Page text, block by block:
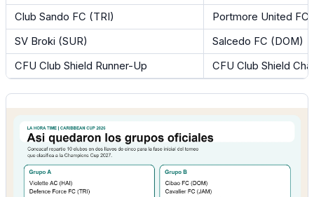
Club Sando FC (TRI)
Portmore United FC
SV Broki (SUR)
Salcedo FC (DOM)
CFU Club Shield Runner-Up
CFU Club Shield